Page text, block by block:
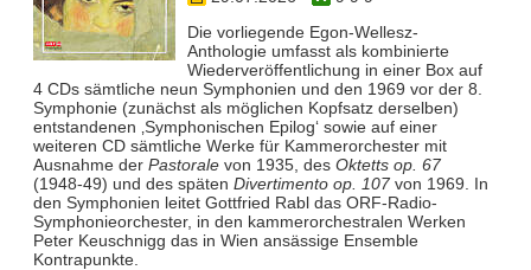
Die vorliegende Egon-Wellesz-
Anthologie umfasst als kombinierte
Wiederveröffentlichung in einer Box auf
4 CDs sämtliche neun Symphonien und den 1969 vor der 8.
Symphonie (zunächst als möglichen Kopfsatz derselben)
entstandenen ‚Symphonischen Epilog‘ sowie auf einer
weiteren CD sämtliche Werke für Kammerorchester mit
Ausnahme der Pastoralevon 1935, des Oktetts op. 67
(1948-49) und des späten Divertimento op. 107von 1969. In
den Symphonien leitet Gottfried Rabl das ORF-Radio-
Symphonieorchester, in den kammerorchestralen Werken
Peter Keuschnigg das in Wien ansässige Ensemble
Kontrapunkte.